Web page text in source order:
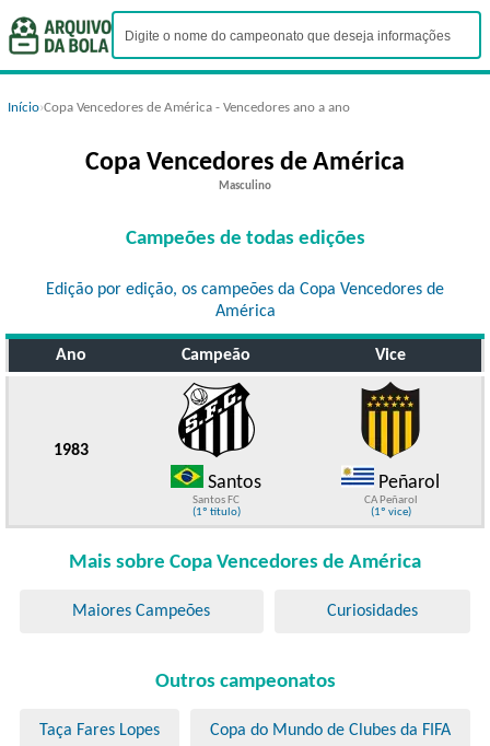
Início›Copa Vencedores de América - Vencedores ano a ano
Copa Vencedores de América
Masculino
Campeões de todas edições
Edição por edição, os campeões da Copa Vencedores de
América
Ano Campeão Vice
1983
Santos
Santos FC
(1º título)
Peñarol
CA Peñarol
(1º vice)
Mais sobre Copa Vencedores de América
Maiores Campeões Curiosidades
Outros campeonatos
Taça Fares Lopes Copa do Mundo de Clubes da FIFA